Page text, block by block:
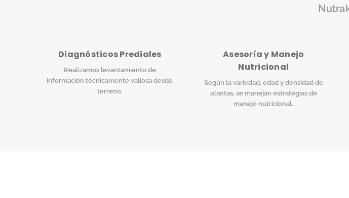
Diagnósticos Prediales
Realizamos levantamiento de
información técnicamente valiosa desde
terreno.
Asesoría y Manejo
Nutricional
Según la variedad, edad y densidad de
plantas, se manejan estrategias de
manejo nutricional.